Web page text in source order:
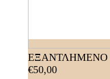
ΕΞΑΝΤΛΗΜΕΝΟ
€50,00